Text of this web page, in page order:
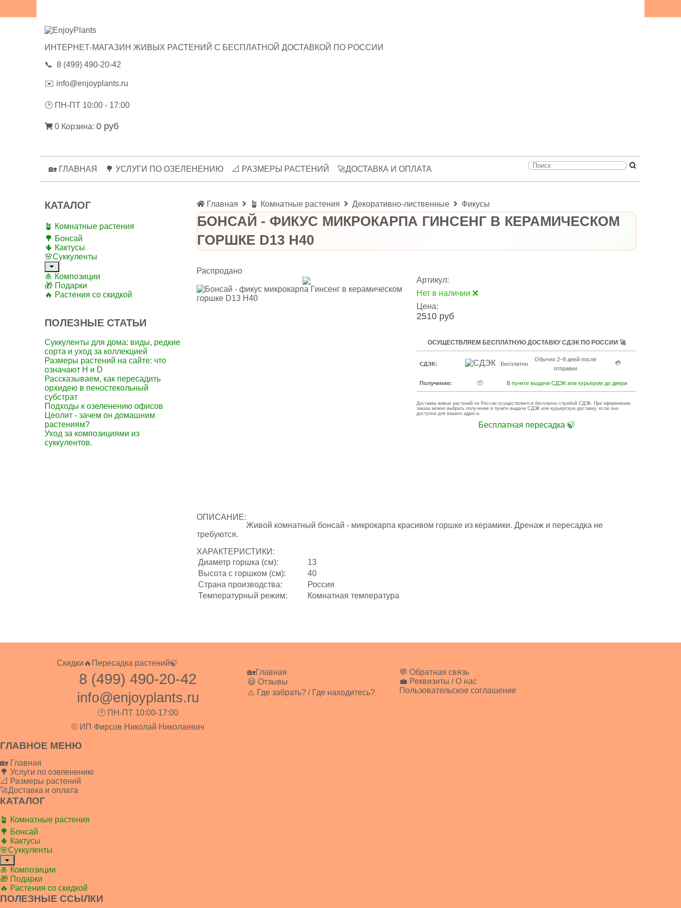
ИНТЕРНЕТ-МАГАЗИН ЖИВЫХ РАСТЕНИЙ С БЕСПЛАТНОЙ ДОСТАВКОЙ ПО РОССИИ
📞 8 (499) 490-20-42
✉️ info@enjoyplants.ru
🕑 ПН-ПТ 10:00 - 17:00
0 Корзина: 0 руб
🏡 ГЛАВНАЯ 🌳 УСЛУГИ ПО ОЗЕЛЕНЕНИЮ 📐 РАЗМЕРЫ РАСТЕНИЙ 🚀ДОСТАВКА И ОПЛАТА
КАТАЛОГ
🪴 Комнатные растения
🌳 Бонсай
🌵 Кактусы
🌸Суккуленты
🎍 Композиции
🎁 Подарки
🔥 Растения со скидкой
ПОЛЕЗНЫЕ СТАТЬИ
Суккуленты для дома: виды, редкие
сорта и уход за коллекцией
Размеры растений на сайте: что
означают H и D
Рассказываем, как пересадить
орхидею в пеностекольный
субстрат
Подходы к озеленению офисов
Цеолит - зачем он домашним
растениям?
Уход за композициями из
суккулентов.
Главная 🪴 Комнатные растения Декоративно-лиственные Фикусы
БОНСАЙ - ФИКУС МИКРОКАРПА ГИНСЕНГ В КЕРАМИЧЕСКОМ
ГОРШКЕ D13 H40
Распродано
Артикул:
Нет в наличии ❌
Цена:
2510 руб
ОСУЩЕСТВЛЯЕМ БЕСПЛАТНУЮ ДОСТАВКУ СДЭК ПО РОССИИ 🚀
СДЭК: Бесплатно
Обычно 2–8 дней после
отправки
💳
Получение: 📦 В пункте выдачи СДЭК или курьером до двери
Доставка живых растений по России осуществляется бесплатно службой СДЭК. При оформлении
заказа можно выбрать получение в пункте выдачи СДЭК или курьерскую доставку, если она
доступна для вашего адреса.
Бесплатная пересадка 🍃
ОПИСАНИЕ:
Живой комнатный бонсай - микрокарпа красивом горшке из керамики. Дренаж и пересадка не
требуются.
ХАРАКТЕРИСТИКИ:
Диаметр горшка (см):
13
Высота с горшком (см):
40
Страна производства:
Россия
Температурный режим:
Комнатная температура
Скидки🔥 Пересадка растений🍃
8 (499) 490-20-42
info@enjoyplants.ru
🕑 ПН-ПТ 10:00-17:00
© ИП Фирсов Николай Николаевич
🏡Главная
😃 Отзывы
⚠️ Где забрать? / Где находитесь?
💬 Обратная связь
💼 Реквизиты / О нас
Пользовательское соглашение
ГЛАВНОЕ МЕНЮ
🏡 Главная
🌳 Услуги по озеленению
📐 Размеры растений
🚀Доставка и оплата
КАТАЛОГ
🪴 Комнатные растения
🌳 Бонсай
🌵 Кактусы
🌸Суккуленты
🎍 Композиции
🎁 Подарки
🔥 Растения со скидкой
ПОЛЕЗНЫЕ ССЫЛКИ